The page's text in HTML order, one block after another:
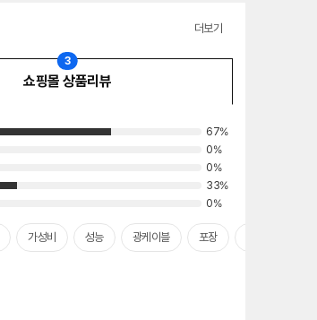
더보기
쇼핑몰 상품리뷰
3
67%
0%
0%
33%
0%
가성비 성능 광케이블 포장